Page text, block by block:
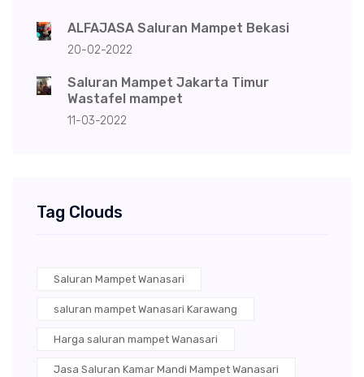
ALFAJASA Saluran Mampet Bekasi
20-02-2022
Saluran Mampet Jakarta Timur
Wastafel mampet
11-03-2022
Tag Clouds
Saluran Mampet Wanasari
saluran mampet Wanasari Karawang
Harga saluran mampet Wanasari
Jasa Saluran Kamar Mandi Mampet Wanasari